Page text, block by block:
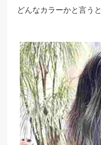
どんなカラーかと言うと